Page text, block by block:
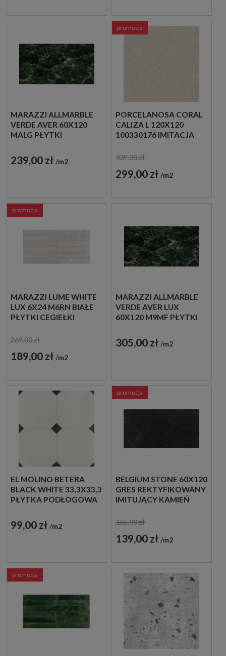
MARAZZI ALLMARBLE
VERDE AVER 60X120
MALG PŁYTKI
GRESOWE
239,00 zł m2
PORCELANOSA CORAL
CALIZA L 120X120
100330176 IMITACJA
339,00 zł
299,00 zł m2
promocja
MARAZZI LUME WHITE
LUX 6X24 M6RN BIAŁE
PŁYTKI CEGIEŁKI
269,00 zł
189,00 zł m2
promocja
MARAZZI ALLMARBLE
VERDE AVER LUX
60X120 M9MF PŁYTKI
GRESOWE
305,00 zł m2
EL MOLINO BETERA
BLACK WHITE 33,3X33,3
PŁYTKA PODŁOGOWA
99,00 zł m2
BELGIUM STONE 60X120
GRES REKTYFIKOWANY
IMITUJĄCY KAMIEŃ
165,00 zł
139,00 zł m2
promocja
promocja